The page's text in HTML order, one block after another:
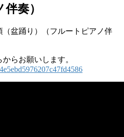
奏）
（盆踊り）（フルートピアノ伴
らお願いします。